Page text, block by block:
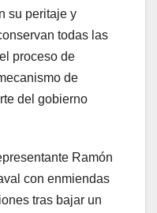
su peritaje y
todas las
proceso de
de
del gobierno
Ramón
con enmiendas
tras bajar un